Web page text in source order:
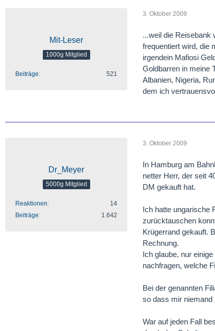
Mit-Leser
1000g Mitglied
Beiträge 521
3. Oktober 2009
...weil die Reisebank
frequentiert wird, die
irgendein Mafiosi
Goldbarren in meine
Albanien, Nigeria,
dem ich
Dr_Meyer
5000g Mitglied
Reaktionen
14
Beiträge
1.642
3. Oktober 2009
In Hamburg am
netter Herr, der seit
DM gekauft hat.
Ich hatte ungarische
zurücktauschen
Krügerrand gekauft.
Rechnung.
Ich glaube, nur
nachfragen, welche
Bei der genannten
so dass mir niemand
War auf jeden Fall